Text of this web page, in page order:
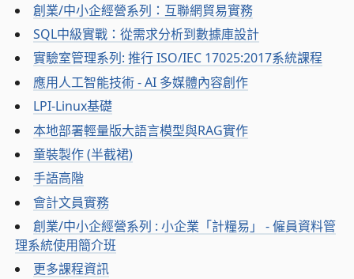
創業/中小企經營系列：互聯網貿易實務
SQL中級實戰：從需求分析到數據庫設計
實驗室管理系列: 推行 ISO/IEC 17025:2017系統課程
應用人工智能技術 - AI 多媒體內容創作
LPI-Linux基礎
本地部署輕量版大語言模型與RAG實作
童裝製作 (半截裙)
手語高階
會計文員實務
創業/中小企經營系列 : 小企業「計糧易」 - 僱員資料管
理系統使用簡介班
更多課程資訊